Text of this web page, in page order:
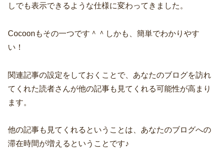
しでも表示できるような仕様に変わってきました。
Cocoonもその一つです＾＾しかも、簡単でわかりやす
い！
関連記事の設定をしておくことで、あなたのブログを訪れ
てくれた読者さんが他の記事も見てくれる可能性が高まり
ます。
他の記事も見てくれるということは、あなたのブログへの
滞在時間が増えるということです♪